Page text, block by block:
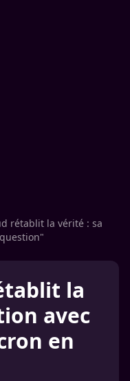
rétablit la vérité : sa
la
avec
en